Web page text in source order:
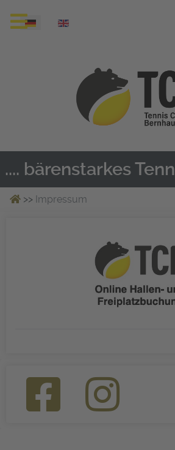
Sprache auswählen
.... bärenstarkes
>> Impressum